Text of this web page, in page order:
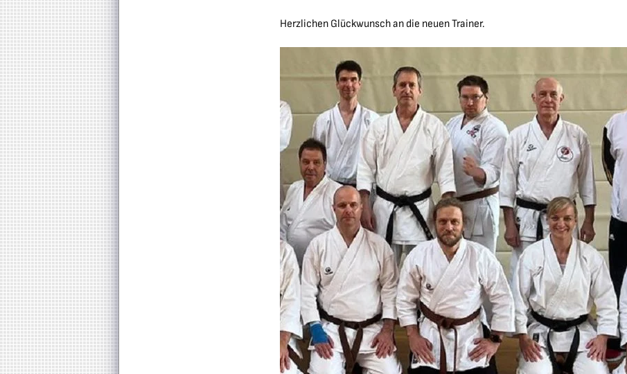
Herzlichen Glückwunsch an die neuen Trainer.